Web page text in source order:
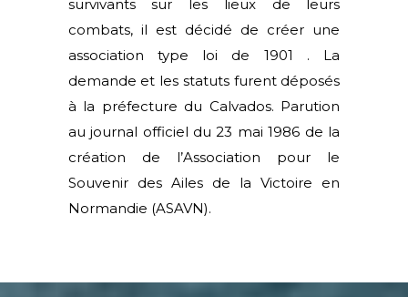
survivants sur les lieux de leurs
combats, il est décidé de créer une
association type loi de 1901 . La
demande et les statuts furent déposés
à la préfecture du Calvados. Parution
au journal officiel du 23 mai 1986 de la
création de l’Association pour le
Souvenir des Ailes de la Victoire en
Normandie (ASAVN).